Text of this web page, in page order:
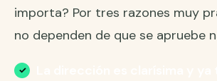
importa? Por tres razones muy
no dependen de que se apruebe